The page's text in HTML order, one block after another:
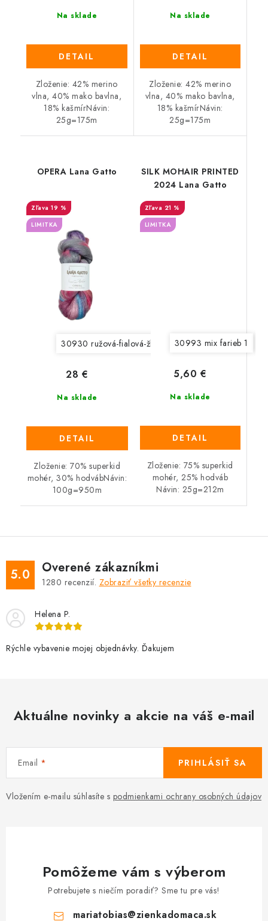
Na sklade
DETAIL
Zloženie: 42% merino
vlna, 40% mako bavlna,
18% kašmírNávin:
25g=175m
Na sklade
DETAIL
Zloženie: 42% merino
vlna, 40% mako bavlna,
18% kašmírNávin:
25g=175m
OPERA Lana Gatto
19 %
LIMITKA
30930 ružová-fialová-žltá 30931 tyrkysová-fialová-
Na sklade
28 €
DETAIL
Zloženie: 70% superkid
mohér, 30% hodvábNávin:
100g=950m
SILK MOHAIR PRINTED
2024 Lana Gatto
21 %
LIMITKA
30993 mix farieb 1
Na sklade
5,60 €
DETAIL
Zloženie: 75% superkid
mohér, 25% hodváb
Návin: 25g=212m
5.0 Overené zákazníkmi
1280 recenzií. Zobraziť všetky recenzie
Helena P.
Rýchle vybavenie mojej objednávky. Ďakujem
Aktuálne novinky a akcie na váš e-mail
Email
Vložením e-mailu súhlasíte s podmienkami ochrany osobných údajov
PRIHLÁSIŤ SA
Pomôžeme vám s výberom
Potrebujete s niečím poradiť? Sme tu pre vás!
mariatobias@zienkadomaca.sk